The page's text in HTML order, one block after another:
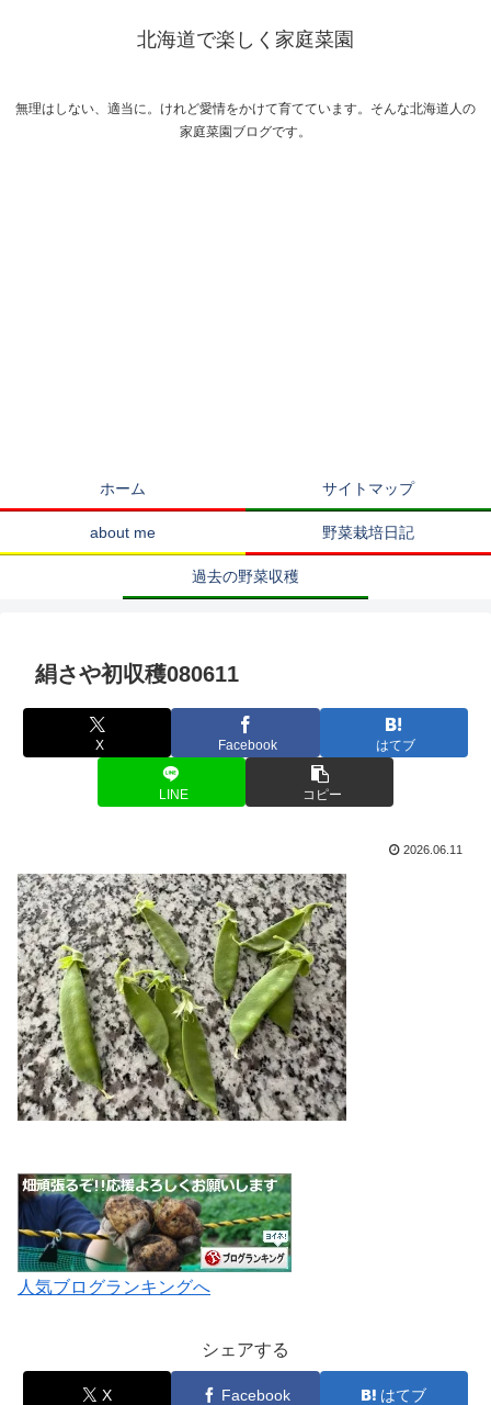
北海道で楽しく家庭菜園
無理はしない、適当に。けれど愛情をかけて育てています。そんな北海道人の
家庭菜園ブログです。
ホーム サイトマップ
about me 野菜栽培日記
過去の野菜収穫
絹さや初収穫080611
X Facebook はてブ
LINE コピー
2026.06.11
人気ブログランキングへ
シェアする
X Facebook はてブ